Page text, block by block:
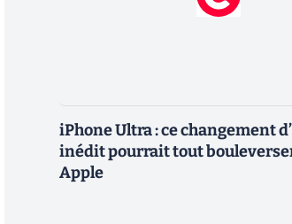
iPhone Ultra : ce changement
inédit pourrait tout
Apple